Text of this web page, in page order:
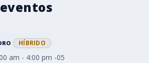
HÍBRIDO
am - 4:00 pm -05